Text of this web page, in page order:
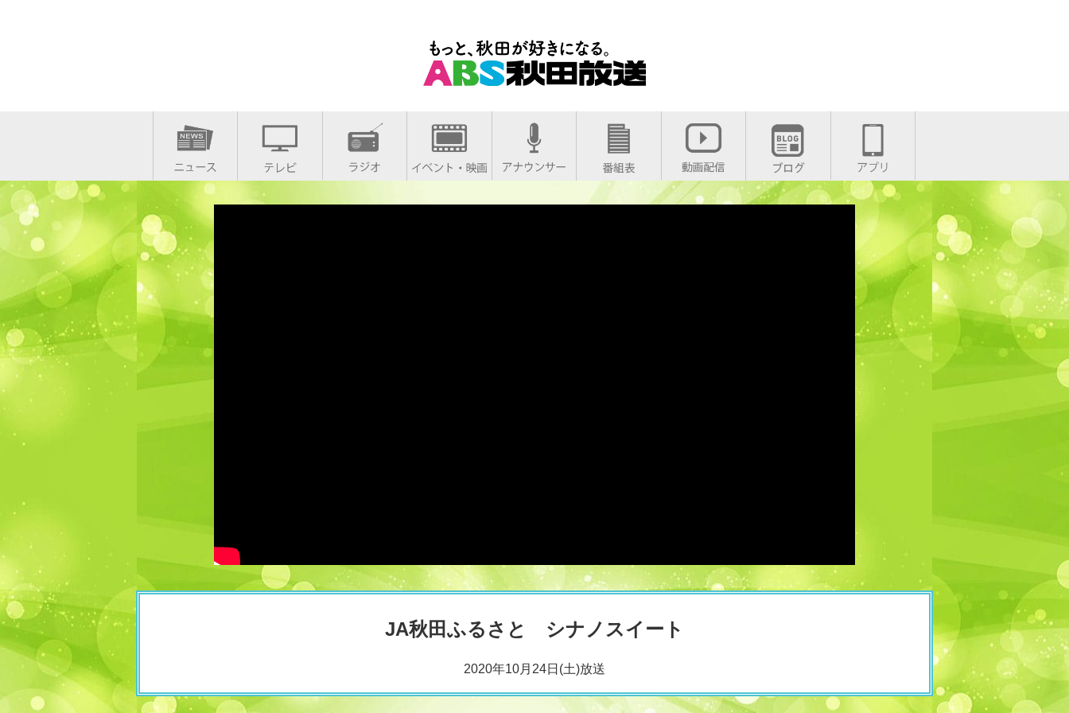
JA秋田ふるさと シナノスイート
2020年10月24日(土)放送